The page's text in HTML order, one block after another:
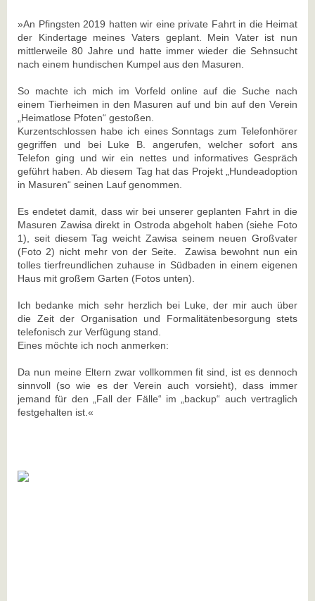
»An Pfingsten 2019 hatten wir eine private Fahrt in die Heimat
der Kindertage meines Vaters geplant. Mein Vater ist nun
mittlerweile 80 Jahre und hatte immer wieder die Sehnsucht
nach einem hundischen Kumpel aus den Masuren.
So machte ich mich im Vorfeld online auf die Suche nach
einem Tierheimen in den Masuren auf und bin auf den Verein
„Heimatlose Pfoten“ gestoßen.
Kurzentschlossen habe ich eines Sonntags zum Telefonhörer
gegriffen und bei Luke B. angerufen, welcher sofort ans
Telefon ging und wir ein nettes und informatives Gespräch
geführt haben. Ab diesem Tag hat das Projekt „Hundeadoption
in Masuren“ seinen Lauf genommen.
Es endetet damit, dass wir bei unserer geplanten Fahrt in die
Masuren Zawisa direkt in Ostroda abgeholt haben (siehe Foto
1), seit diesem Tag weicht Zawisa seinem neuen Großvater
(Foto 2) nicht mehr von der Seite. Zawisa bewohnt nun ein
tolles tierfreundlichen zuhause in Südbaden in einem eigenen
Haus mit großem Garten (Fotos unten).
Ich bedanke mich sehr herzlich bei Luke, der mir auch über
die Zeit der Organisation und Formalitätenbesorgung stets
telefonisch zur Verfügung stand.
Eines möchte ich noch anmerken:
Da nun meine Eltern zwar vollkommen fit sind, ist es dennoch
sinnvoll (so wie es der Verein auch vorsieht), dass immer
jemand für den „Fall der Fälle“ im „backup“ auch vertraglich
festgehalten ist.«